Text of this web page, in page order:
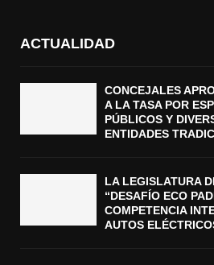
ACTUALIDAD
CONCEJALES
A LA TASA POR
PÚBLICOS Y
ENTIDADES
LA LEGISLATURA
“DESAFÍO ECO
COMPETENCIA
AUTOS